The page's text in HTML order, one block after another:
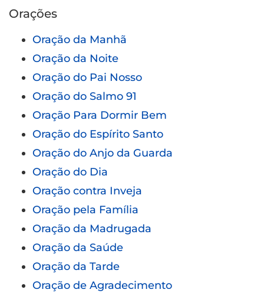
Orações
Oração da Manhã
Oração da Noite
Oração do Pai Nosso
Oração do Salmo 91
Oração Para Dormir Bem
Oração do Espírito Santo
Oração do Anjo da Guarda
Oração do Dia
Oração contra Inveja
Oração pela Família
Oração da Madrugada
Oração da Saúde
Oração da Tarde
Oração de Agradecimento